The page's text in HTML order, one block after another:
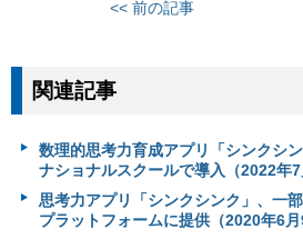
<< 前の記事
関連記事
数理的思考力育成アプリ「シンクシ
ナショナルスクールで導入（2022年7
思考力アプリ「シンクシンク」、一
プラットフォームに提供（2020年6月